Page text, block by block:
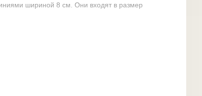
шириной 8 см. Они входят в размер